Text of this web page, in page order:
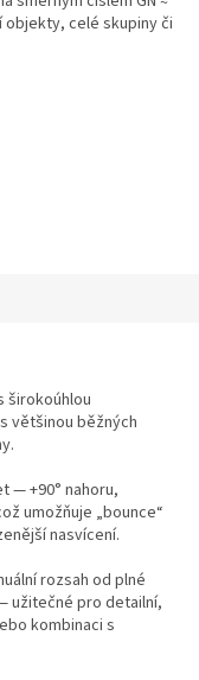
objekty, celé skupiny či
širokoúhlou
většinou běžných
— +90° nahoru,
umožňuje „bounce“
nasvícení.
rozsah od plné
užitečné pro detailní,
kombinaci s